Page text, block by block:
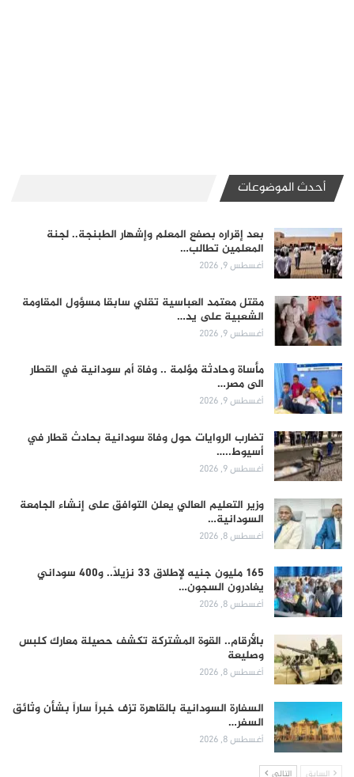
أحدث الموضوعات
بعد إقراره بصفع المعلم وإشهار الطبنجة.. لجنة
المعلمين تطالب…
أغسطس 9, 2026
مقتل معتمد العباسية تقلي سابقا مسؤول المقاومة
الشعبية على يد…
أغسطس 9, 2026
مأساة وحادثة مؤلمة .. وفاة أم سودانية في القطار
الى مصر…
أغسطس 9, 2026
تضارب الروايات حول وفاة سودانية بحادث قطار في
أسيوط..…
أغسطس 9, 2026
وزير التعليم العالي يعلن التوافق على إنشاء الجامعة
السودانية…
أغسطس 8, 2026
165 مليون جنيه لإطلاق 33 نزيلاً.. و400 سوداني
يغادرون السجون…
أغسطس 8, 2026
بالأرقام.. القوة المشتركة تكشف حصيلة معارك كلبس
وصليعة
أغسطس 8, 2026
السفارة السودانية بالقاهرة تزف خبراً ساراً بشأن وثائق
السفر…
أغسطس 8, 2026